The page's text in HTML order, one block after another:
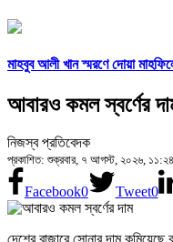
মাহবুব আলী খান স্মরণে দোয়া
আবারও কমল স্বর্ণের
নিজস্ব প্রতিবেদক
প্রকাশিত: শুক্রবার, ৭ আগস্ট, ২০২৬, ১১:২৪
Facebook0 Tweet0